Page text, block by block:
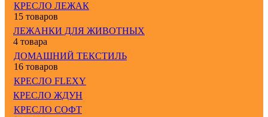
КРЕСЛО ЛЕЖАК
15 товаров
ЛЕЖАНКИ ДЛЯ ЖИВОТНЫХ
4 товара
ДОМАШНИЙ ТЕКСТИЛЬ
16 товаров
КРЕСЛО FLEXY
КРЕСЛО ЖДУН
КРЕСЛО СОФТ